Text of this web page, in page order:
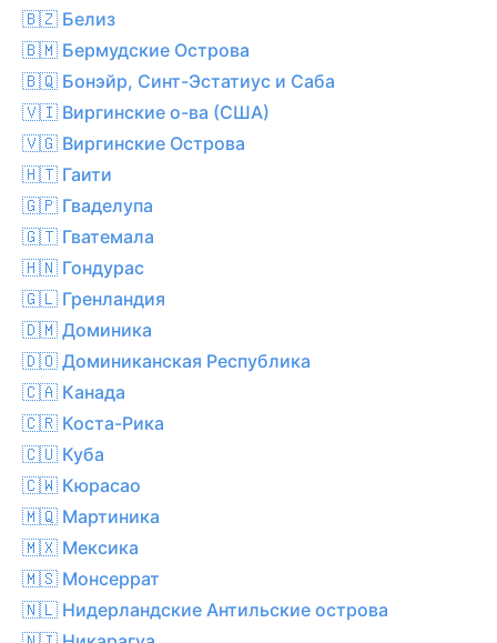
🇧🇿 Белиз
🇧🇲 Бермудские Острова
🇧🇶 Бонэйр, Синт-Эстатиус и Саба
🇻🇮 Виргинские о-ва (США)
🇻🇬 Виргинские Острова
🇭🇹 Гаити
🇬🇵 Гваделупа
🇬🇹 Гватемала
🇭🇳 Гондурас
🇬🇱 Гренландия
🇩🇲 Доминика
🇩🇴 Доминиканская Республика
🇨🇦 Канада
🇨🇷 Коста-Рика
🇨🇺 Куба
🇨🇼 Кюрасао
🇲🇶 Мартиника
🇲🇽 Мексика
🇲🇸 Монсеррат
🇳🇱 Нидерландские Антильские острова